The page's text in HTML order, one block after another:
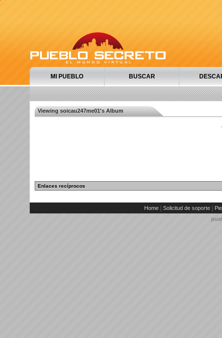
MI PUEBLO BUSCAR
Viewing soicau247me01's Album
Enlaces recíprocos
Home Solicitud de soporte